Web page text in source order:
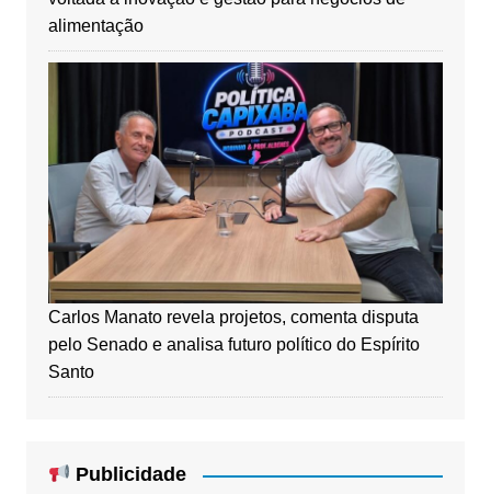
alimentação
Carlos Manato revela projetos, comenta disputa
pelo Senado e analisa futuro político do Espírito
Santo
Publicidade